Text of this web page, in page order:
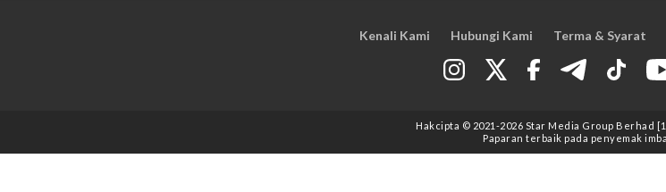
Kenali Kami Hubungi Kami Terma & Syarat
Hakcipta © 2021 -2026 Star Media Group Berhad
Paparan terbaik pada penyemak